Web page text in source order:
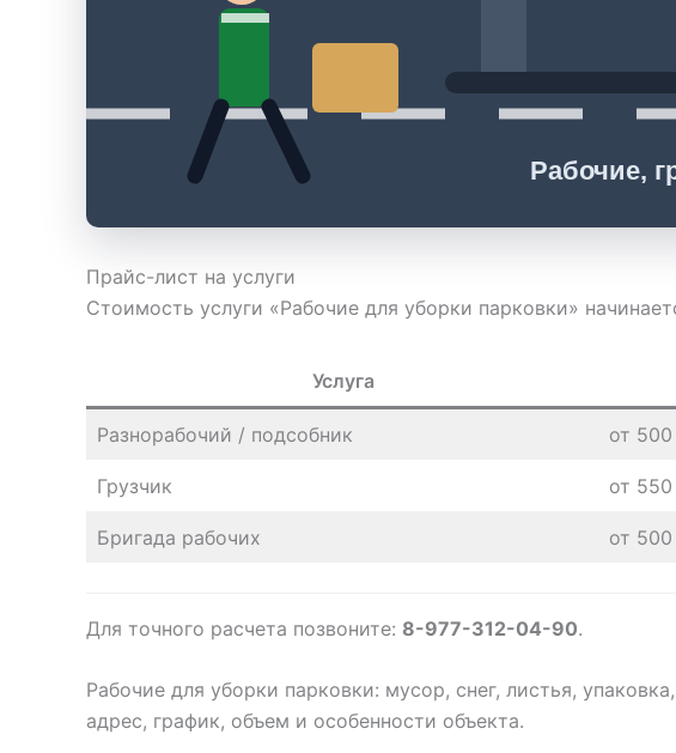
Рабочие,
Прайс-лист на услуги
Стоимость услуги «Рабочие для уборки парковки»
Услуга
Разнорабочий / подсобник от
Грузчик от
Бригада рабочих от
Для точного расчета позвоните: 8-977-312-04-90.
Рабочие для уборки парковки: мусор, снег, листья,
адрес, график, объем и особенности объекта.